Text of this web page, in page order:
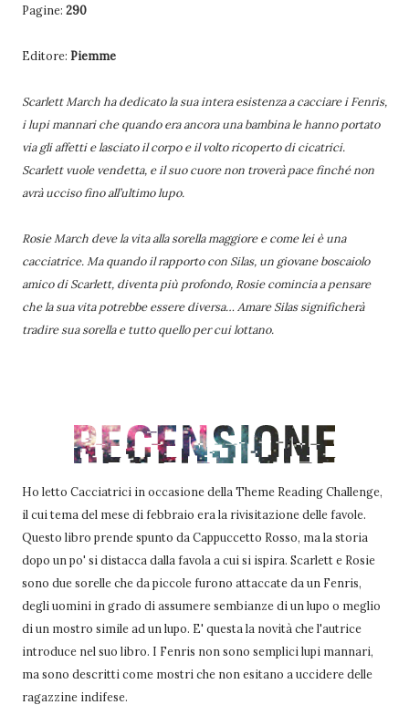
Pagine: 290
Editore: Piemme
Scarlett March ha dedicato la sua intera esistenza a cacciare i Fenris,
i lupi mannari che quando era ancora una bambina le hanno portato
via gli affetti e lasciato il corpo e il volto ricoperto di cicatrici.
Scarlett vuole vendetta, e il suo cuore non troverà pace finché non
avrà ucciso fino all’ultimo lupo.
Rosie March deve la vita alla sorella maggiore e come lei è una
cacciatrice. Ma quando il rapporto con Silas, un giovane boscaiolo
amico di Scarlett, diventa più profondo, Rosie comincia a pensare
che la sua vita potrebbe essere diversa… Amare Silas significherà
tradire sua sorella e tutto quello per cui lottano.
Ho letto Cacciatrici in occasione della Theme Reading Challenge,
il cui tema del mese di febbraio era la rivisitazione delle favole.
Questo libro prende spunto da Cappuccetto Rosso, ma la storia
dopo un po' si distacca dalla favola a cui si ispira. Scarlett e Rosie
sono due sorelle che da piccole furono attaccate da un Fenris,
degli uomini in grado di assumere sembianze di un lupo o meglio
di un mostro simile ad un lupo. E' questa la novità che l'autrice
introduce nel suo libro. I Fenris non sono semplici lupi mannari,
ma sono descritti come mostri che non esitano a uccidere delle
ragazzine indifese.